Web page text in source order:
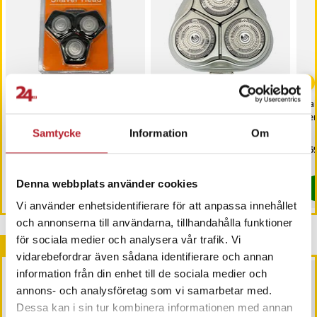
Samtycke Information Om
Denna webbplats använder cookies
Vi använder enhetsidentifierare för att anpassa innehållet
och annonserna till användarna, tillhandahålla funktioner
för sociala medier och analysera vår trafik. Vi
vidarebefordrar även sådana identifierare och annan
information från din enhet till de sociala medier och
annons- och analysföretag som vi samarbetar med.
Dessa kan i sin tur kombinera informationen med annan
Rakhuvud till Philips
S5587 / S7731 - Ersätter SH71
Pris:169 kr
169 kr
Köp
HQ8260 HQ8250 HQ82XX
Andra köpte också
BÄSTSÄLJARE